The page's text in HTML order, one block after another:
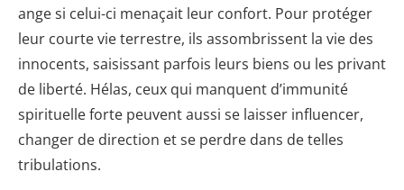
ange si celui-ci menaçait leur confort. Pour protéger
leur courte vie terrestre, ils assombrissent la vie des
innocents, saisissant parfois leurs biens ou les privant
de liberté. Hélas, ceux qui manquent d’immunité
spirituelle forte peuvent aussi se laisser influencer,
changer de direction et se perdre dans de telles
tribulations.